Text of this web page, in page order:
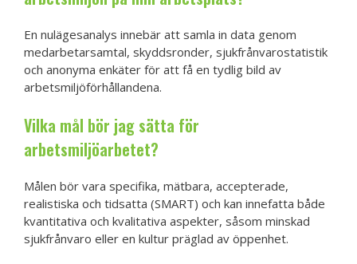
En nulägesanalys innebär att samla in data genom
medarbetarsamtal, skyddsronder, sjukfrånvarostatistik
och anonyma enkäter för att få en tydlig bild av
arbetsmiljöförhållandena.
Vilka mål bör jag sätta för
arbetsmiljöarbetet?
Målen bör vara specifika, mätbara, accepterade,
realistiska och tidsatta (SMART) och kan innefatta både
kvantitativa och kvalitativa aspekter, såsom minskad
sjukfrånvaro eller en kultur präglad av öppenhet.